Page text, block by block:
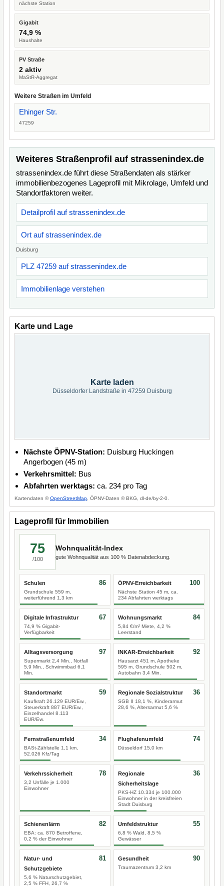
nächste Station
Gigabit
74,9 %
Haushalte
PV Straße
2 aktiv
MaStR-Aggregat
Weitere Straßen im Umfeld
Ehinger Str.
47259
Weiteres Straßenprofil auf strassenindex.de
strassenindex.de führt diese Straßendaten als stärker
immobilienbezogenes Lageprofil mit Mikrolage, Umfeld und
Standortfaktoren weiter.
Detailprofil auf strassenindex.de
Ort auf strassenindex.de
Duisburg
PLZ 47259 auf strassenindex.de
Immobilienlage verstehen
Karte und Lage
Karte laden
Düsseldorfer Landstraße in 47259 Duisburg
Nächste ÖPNV-Station: Duisburg Huckingen
Angerbogen (45 m)
Verkehrsmittel: Bus
Abfahrten werktags: ca. 234 pro Tag
Kartendaten ©OpenStreetMap , ÖPNV-Daten © BKG, dl-de/by-2-0.
Lageprofil für Immobilien
75
/100
Wohnqualität-Index
gute Wohnqualität aus 100 % Datenabdeckung.
Schulen
Grundschule 559 m,
weiterführend 1,3 km
86 ÖPNV-Erreichbarkeit
Nächste Station 45 m, ca.
234 Abfahrten werktags
100
Digitale Infrastruktur
74,9 % Gigabit-
Verfügbarkeit
67 Wohnungsmarkt
5,84 €/m² Miete, 4,2 %
Leerstand
84
Alltagsversorgung
Supermarkt 2,4 Min., Notfall
5,9 Min., Schwimmbad 6,1
Min.
97 INKAR-Erreichbarkeit
Hausarzt 451 m, Apotheke
595 m, Grundschule 502 m,
Autobahn 3,4 Min.
92
Standortmarkt
Kaufkraft 26.129 EUR/Ew.,
Steuerkraft 887 EUR/Ew.,
Einzelhandel 8.113
EUR/Ew.
59 Regionale Sozialstruktur
SGB II 18,1 %, Kinderarmut
28,6 %, Altersarmut 5,6 %
36
Fernstraßenumfeld
BASt-Zählstelle 1,1 km,
52.026 Kfz/Tag
34 Flughafenumfeld
Düsseldorf 15,0 km
74
Verkehrssicherheit
3,2 Unfälle je 1.000
Einwohner
78
Regionale
Sicherheitslage
PKS-HZ 10.334 je 100.000
Einwohner in der kreisfreien
Stadt Duisburg
36
Schienenlärm
EBA: ca. 870 Betroffene,
0,2 % der Einwohner
82 Umfeldstruktur
6,8 % Wald, 8,5 %
Gewässer
55
Natur- und
Schutzgebiete
5,6 % Naturschutzgebiet,
2,5 % FFH, 26,7 %
81 Gesundheit
Traumazentrum 3,2 km
90